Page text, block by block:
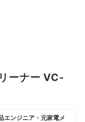
ーナー VC-
エンジニア・元家電メ